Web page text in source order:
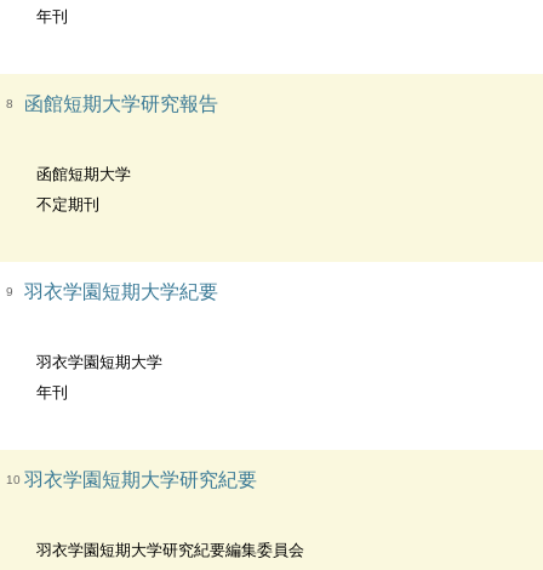
年刊
8 函館短期大学研究報告
函館短期大学
不定期刊
9 羽衣学園短期大学紀要
羽衣学園短期大学
年刊
10 羽衣学園短期大学研究紀要
羽衣学園短期大学研究紀要編集委員会